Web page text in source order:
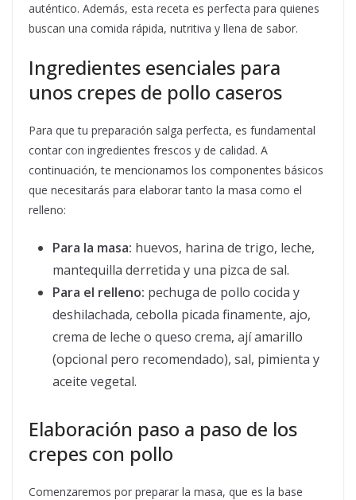
auténtico. Además, esta receta es perfecta para quienes
buscan una comida rápida, nutritiva y llena de sabor.
Ingredientes esenciales para
unos crepes de pollo caseros
Para que tu preparación salga perfecta, es fundamental
contar con ingredientes frescos y de calidad. A
continuación, te mencionamos los componentes básicos
que necesitarás para elaborar tanto la masa como el
relleno:
Para la masa: huevos, harina de trigo, leche,
mantequilla derretida y una pizca de sal.
Para el relleno: pechuga de pollo cocida y
deshilachada, cebolla picada finamente, ajo,
crema de leche o queso crema, ají amarillo
(opcional pero recomendado), sal, pimienta y
aceite vegetal.
Elaboración paso a paso de los
crepes con pollo
Comenzaremos por preparar la masa, que es la base